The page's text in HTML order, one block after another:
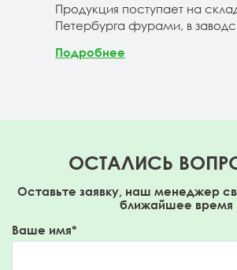
Продукция поступает на
Петербурга фурами, в
Подробнее
ОСТАЛИСЬ
Оставьте заявку, наш менеджер
ближайшее время
Ваше имя*